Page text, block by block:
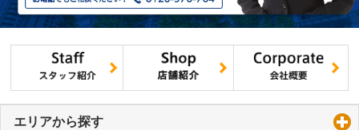
エリアから探す